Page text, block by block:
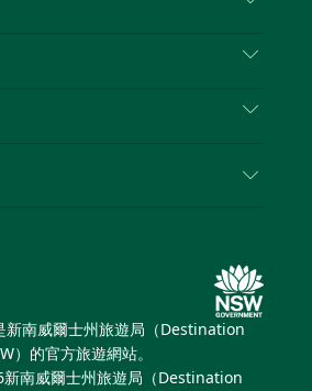
行
局（Destination NSW）媒體中
節
新南威爾士州旅遊局（Destination
）的官方旅遊網站。
新南威爾士州旅遊局（Destination